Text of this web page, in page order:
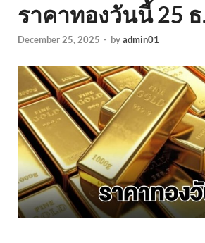
ราคาทองวันนี้ 25
December 25, 2025 - byadmin01